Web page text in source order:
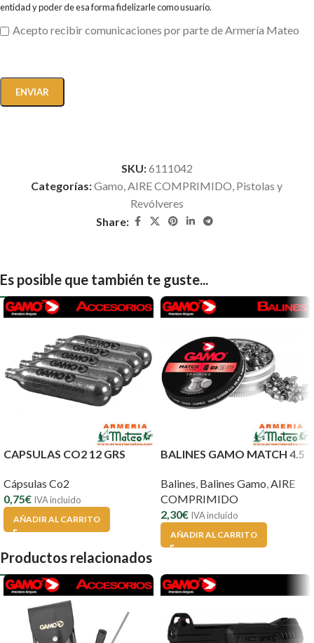
entidad y poder de esa forma fidelizarle como usuario.
Acepto recibir comunicaciones por parte de Armería Mateo
SKU:6111042
Categorías:Gamo AIRE COMPRIMIDO Pistolas y
Revólveres
Share:
Es posible que también te guste...
CAPSULAS CO2 12 GRS
Cápsulas Co2
0,75€ IVA incluido
AÑADIR AL CARRITO
BALINES GAMO MATCH 4.5
Balines Balines Gamo AIRE
COMPRIMIDO
2,30€ IVA incluido
AÑADIR AL CARRITO
Productos relacionados